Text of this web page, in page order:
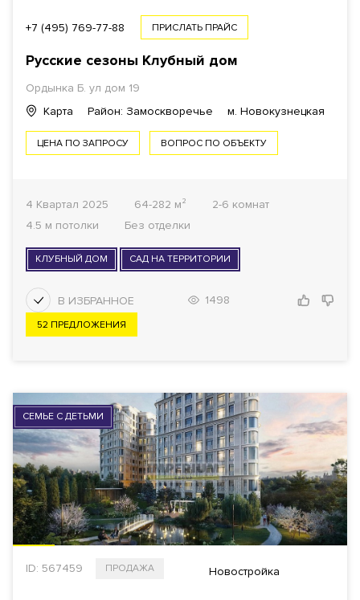
+7 (495) 769-77-88 ПРИСЛАТЬ ПРАЙС
Русские сезоны Клубный дом
Ордынка Б. ул дом 19
Карта
Район: Замоскворечье м. Новокузнецкая
ЦЕНА ПО ЗАПРОСУ ВОПРОС ПО ОБЪЕКТУ
4 Квартал 2025 64-282 м²
2-6 комнат
4.5 м потолки
Без отделки
КЛУБНЫЙ ДОМ САД НА ТЕРРИТОРИИ
1498
52 ПРЕДЛОЖЕНИЯ
СЕМЬЕ С ДЕТЬМИ
ID: 567459 ПРОДАЖА Новостройка